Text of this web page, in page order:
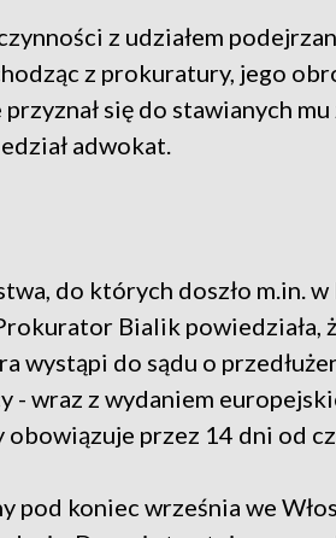
z udziałem
z prokuratury, jego
się do stawianych
adwokat.
do których doszło m.in.
Bialik powiedziała,
wystąpi do sądu o
- wraz z wydaniem
przez 14 dni od
pod koniec września we